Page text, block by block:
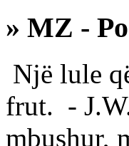
» MZ -
Një lule
frut. -
mbushur,